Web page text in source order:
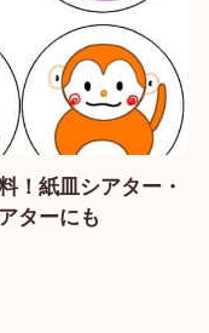
！紙皿シアター・
ターにも